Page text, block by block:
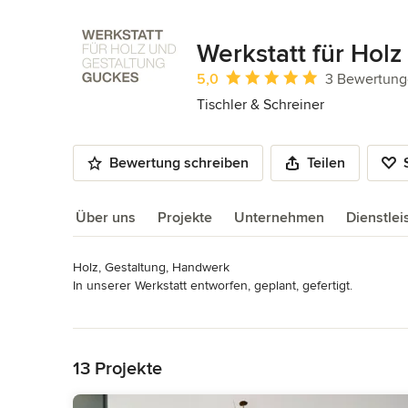
Werkstatt für
Durchschnittliche Bewertung: 5 von 5
5,0
3
Tischler & Schreiner
Bewertung schreiben Teilen
Über uns Projekte Unternehmen
Über uns
Holz, Gestaltung, Handwerk
In unserer Werkstatt entworfen, geplant, gefertigt.
familiengeführte Tischlerei in bereits dritter Generation,
unseren Fokus auf gute Gestaltung, erstklassige Qualität
13 Projekte